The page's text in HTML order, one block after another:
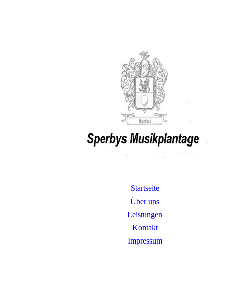
Startseite
Über uns
Leistungen
Kontakt
Impressum